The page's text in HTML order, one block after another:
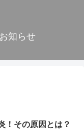
知らせ
！その原因とは？